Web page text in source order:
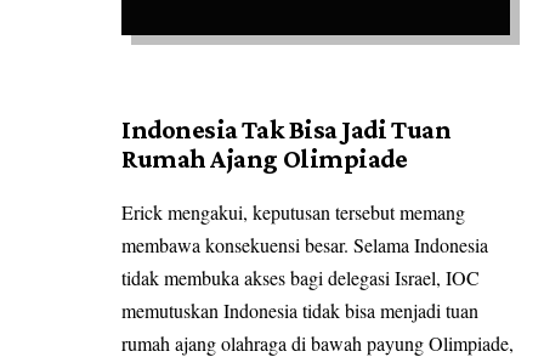
Indonesia Tak Bisa Jadi Tuan
Rumah Ajang Olimpiade
Erick mengakui, keputusan tersebut memang
membawa konsekuensi besar. Selama Indonesia
tidak membuka akses bagi delegasi Israel, IOC
memutuskan Indonesia tidak bisa menjadi tuan
rumah ajang olahraga di bawah payung Olimpiade,